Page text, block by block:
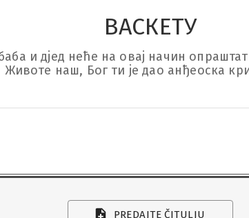
ВАСКЕТУ
и дјед неће на овај начин
Животе наш, Бог ти је дао анђеоска
PREDAJTE ČITULJU